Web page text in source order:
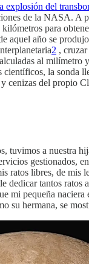
explosión del
de la NASA. A
para
aquel año se
2 ,
al
la sonda
cenizas del propio
tuvimos a nuestra
gestionados,
ratos libres, de mis
dedicar tantos
mi pequeña
su hermana, se